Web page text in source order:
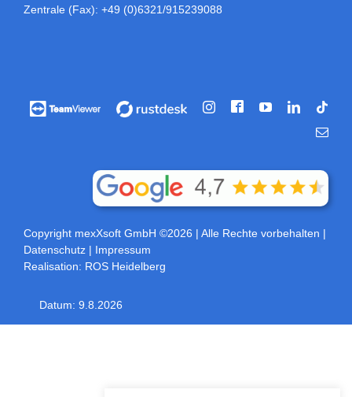
Zentrale (Fax): +49 (0)6321/915239088
Vorführung
/
Vorführung
InstagramFacebookYouTubeLinkedIn
E-
Copyright mexXsoft GmbH ©2026 | Alle Rechte vorbehalten |
Datenschutz | Impressum
Realisation: ROS Heidelberg
Datum: 9.8.2026